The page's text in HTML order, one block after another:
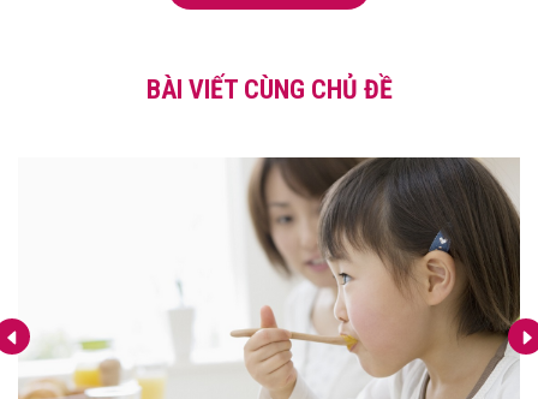
BÀI VIẾT CÙNG CHỦ ĐỀ